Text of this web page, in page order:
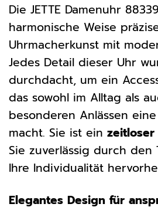
Die JETTE Damenuhr
harmonische Weise
Uhrmacherkunst mit
Jedes Detail dieser Uhr
durchdacht, um ein
das sowohl im Alltag als
besonderen Anlässen
macht. Sie ist ein
Sie zuverlässig durch den
Ihre Individualität
Elegantes Design für